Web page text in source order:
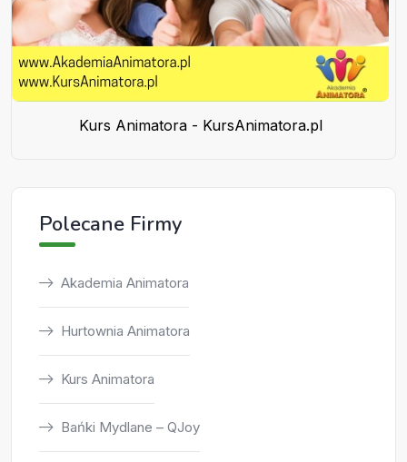
Kurs Animatora - KursAnimatora.pl
Polecane Firmy
Akademia Animatora
Hurtownia Animatora
Kurs Animatora
Bańki Mydlane – QJoy